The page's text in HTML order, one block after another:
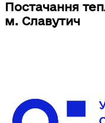
Постачання
м. Славутич